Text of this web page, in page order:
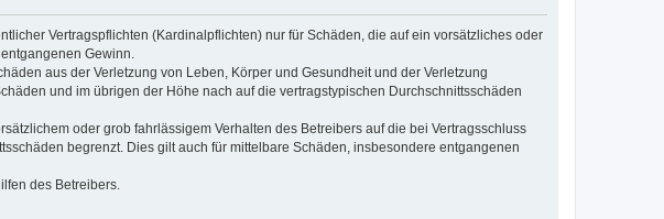
Vertragspflichten (Kardinalpflichten) nur für Schäden, die auf ein vorsätzliches oder
Gewinn.
aus der Verletzung von Leben, Körper und Gesundheit und der Verletzung
und im übrigen der Höhe nach auf die vertragstypischen Durchschnittsschäden
oder grob fahrlässigem Verhalten des Betreibers auf die bei Vertragsschluss
begrenzt. Dies gilt auch für mittelbare Schäden, insbesondere entgangenen
des Betreibers.